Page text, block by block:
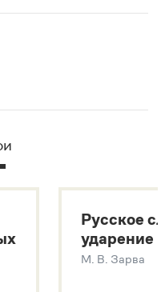
виде собрана вся
глаголов
слов
SaluteSpeech
Русское
ударение
М. В. Зарва